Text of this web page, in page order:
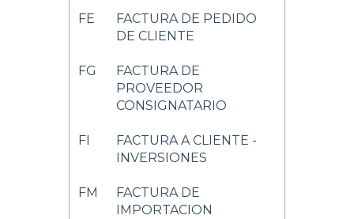
FE
FACTURA DE PEDIDO
DE CLIENTE
FG
FACTURA DE
PROVEEDOR
CONSIGNATARIO
FI
FACTURA A CLIENTE -
INVERSIONES
FM
FACTURA DE
IMPORTACION